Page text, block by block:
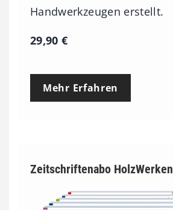
Handwerkzeugen erstellt.
29,90€
Mehr Erfahren
Zeitschriftenabo HolzWerken